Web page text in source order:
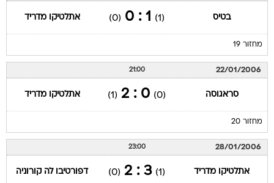
בטיס (1)
1 : 0
(0) אתלטיקו מדריד
מחזור 19
22/01/2006
21:00
סראגוסה (0)
0 : 2
(1) אתלטיקו מדריד
מחזור 20
28/01/2006
23:00
אתלטיקו מדריד (1)
3 : 2
(0) דפורטיבו לה קורוניה